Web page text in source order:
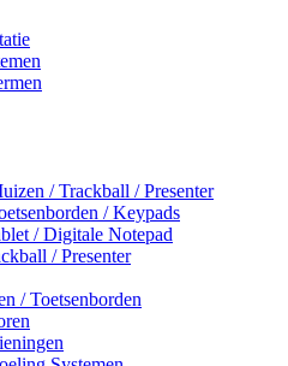
/ Trackball / Presenter
/ Keypads
/ Digitale Notepad
/ Presenter
/ Toetsenborden